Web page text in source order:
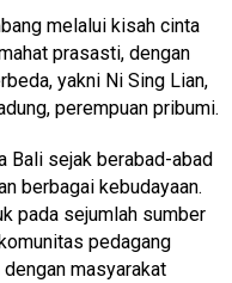
melalui kisah cinta
prasasti, dengan
yakni Ni Sing Lian,
perempuan pribumi.
Bali sejak berabad-abad
berbagai kebudayaan.
pada sejumlah sumber
pedagang
masyarakat